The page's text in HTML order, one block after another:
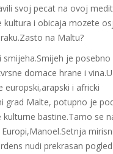
svoj pecat na ovoj
kultura i obicaja mozete
na Maltu?
je posebno
domace hrane i
europski,arapski i africki
grad Malte, potupno je
kulturne bastine.Tamo se
nudi prekrasan